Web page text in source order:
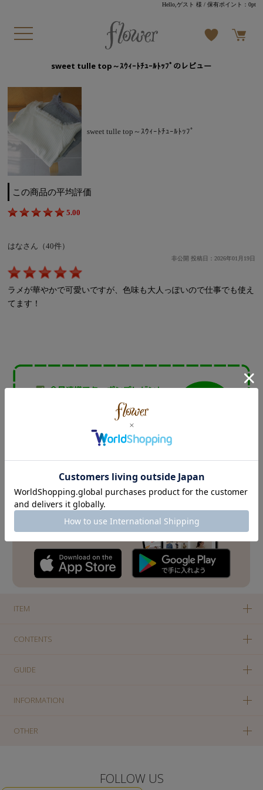
Hello,ゲスト 様 / 保有ポイント：0pt
sweet tulle top～ｽｳｨｰﾄﾁｭｰﾙﾄｯﾌﾟのレビュー
sweet tulle top～ｽｳｨｰﾄﾁｭｰﾙﾄｯﾌﾟ
この商品の平均評価
5.00
はなさん（40件）
非公開 投稿日：2026年01月19日
ラメが華やかで可愛いですが、色味も大人っぽいので仕事でも使え
てます！
ITEM
CONTENTS
GUIDE
INFORMATION
OTHER
FOLLOW US